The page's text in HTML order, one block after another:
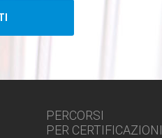
PERCORSI
PER CERTIFICAZIONI